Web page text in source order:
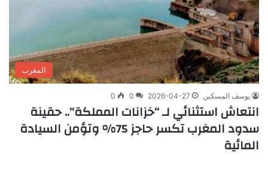
المغرب
يوسف المسكين 2026-04-27
0
0
انتعاش استثنائي لـ “خزانات المملكة”.. حقينة
سدود المغرب تكسر حاجز 75% وتؤمن السيادة
المائية